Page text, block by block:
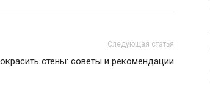
Следующая статья
стены: советы и рекомендации